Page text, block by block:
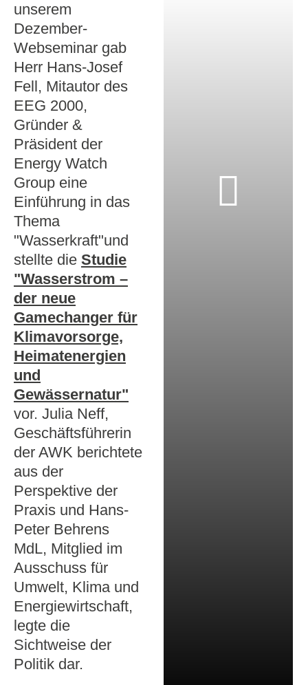
unserem
Dezember-
Webseminar gab
Herr Hans-Josef
Fell, Mitautor des
EEG 2000,
Gründer &
Präsident der
Energy Watch
Group eine
Einführung in das
Thema
"Wasserkraft"und
stellte die Studie
"Wasserstrom –
der neue
Gamechanger für
Klimavorsorge,
Heimatenergien
und
Gewässernatur"
vor. Julia Neff,
Geschäftsführerin
der AWK berichtete
aus der
Perspektive der
Praxis und Hans-
Peter Behrens
MdL, Mitglied im
Ausschuss für
Umwelt, Klima und
Energiewirtschaft,
legte die
Sichtweise der
Politik dar.